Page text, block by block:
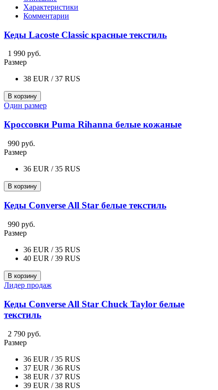
Характеристики
Комментарии
Кеды Lacoste Classic красные текстиль
1 990 руб.
Размер
38 EUR / 37 RUS
В корзину
Один размер
Кроссовки Puma Rihanna белые кожаные
990 руб.
Размер
36 EUR / 35 RUS
В корзину
Кеды Converse All Star белые текстиль
990 руб.
Размер
36 EUR / 35 RUS
40 EUR / 39 RUS
В корзину
Лидер продаж
Кеды Converse All Star Chuck Taylor белые
текстиль
2 790 руб.
Размер
36 EUR / 35 RUS
37 EUR / 36 RUS
38 EUR / 37 RUS
39 EUR / 38 RUS